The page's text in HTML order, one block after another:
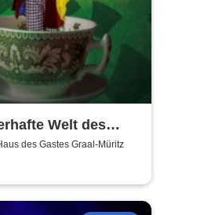
Welt des
des Gastes Graal-Müritz